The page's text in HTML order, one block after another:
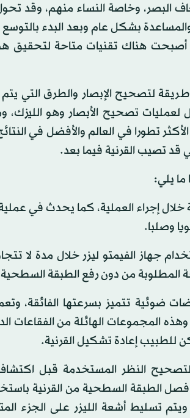
البصر، وخاصة النساء منهم، وقد
بشكل عام وبعد البدء
أصبحت هناك تقنيات متاحة
لتصحيح الإبصار والطرق التي يتم
لعمليات تصحيح الأبصار وهو الليزك،
الأكثر تطورا في العالم والأفضل في
قد تصيب القرنية فيما بعد.
ما يلي:
إجراء العملية، كما يحدث في عملية
وصلبا.
جهاز الفيمتو ليزر خلال مدة لا
المطلوبة من دون رفع الطبقة السطحية
ضوئية تتميز بسرعتها الفائقة،
المجموعات الهائلة من الفقاعات
للطبيب إعادة تشكيل القرنية.
النظر المستخدمة قبل
الطبقة السطحية من القرنية
تسليط أشعة الليزر على الجزء